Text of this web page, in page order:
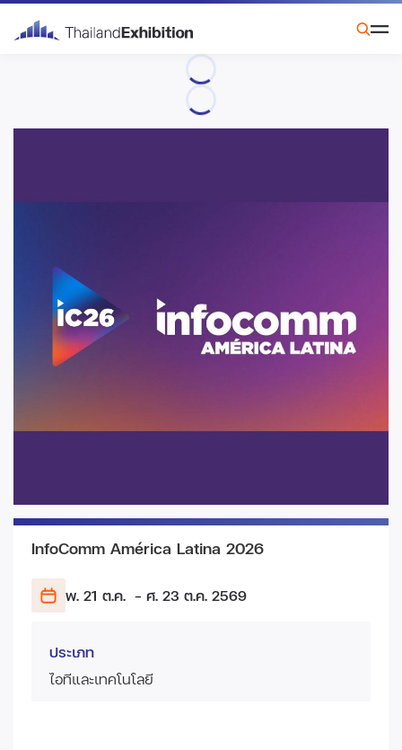
InfoComm América Latina 2026
พ. 21 ต.ค. - ศ. 23 ต.ค. 2569
ประเภท
ไอทีและเทคโนโลยี